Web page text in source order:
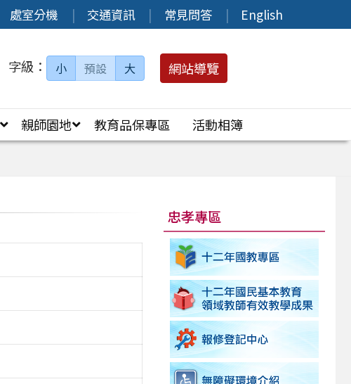
處室分機 交通資訊 常見問答 English
字級： 小 預設 大 網站導覽
親師園地 教育品保專區
活動相簿
忠孝專區